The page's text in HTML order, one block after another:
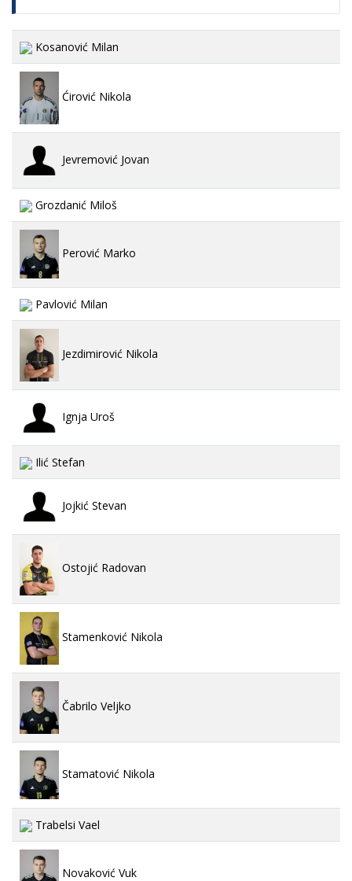
Kosanović Milan
Ćirović Nikola
Jevremović Jovan
Grozdanić Miloš
Perović Marko
Pavlović Milan
Jezdimirović Nikola
Ignja Uroš
Ilić Stefan
Jojkić Stevan
Ostojić Radovan
Stamenković Nikola
Čabrilo Veljko
Stamatović Nikola
Trabelsi Vael
Novaković Vuk